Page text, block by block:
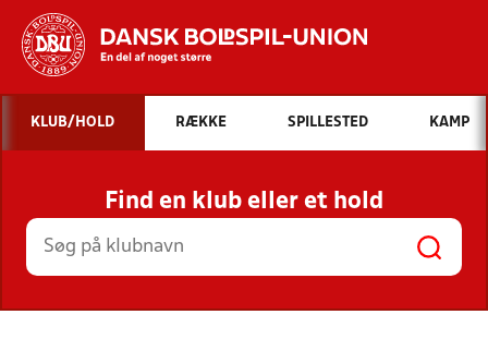
Hvad vil du søge efter?
INDHOLD OG NYHEDER
STILLINGER, RESULTATER, KLUBBER OG
HOLD
KLUB/HOLD RÆKKE SPILLESTED KAMP
Find en klub eller et hold